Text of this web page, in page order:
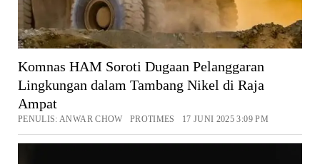
Komnas HAM Soroti Dugaan Pelanggaran
Lingkungan dalam Tambang Nikel di Raja
Ampat
PENULIS: ANWAR CHOW PROTIMES 17 JUNI 2025 3:09 PM